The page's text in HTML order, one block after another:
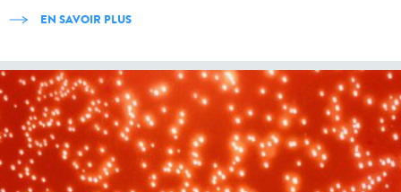
EN SAVOIR PLUS